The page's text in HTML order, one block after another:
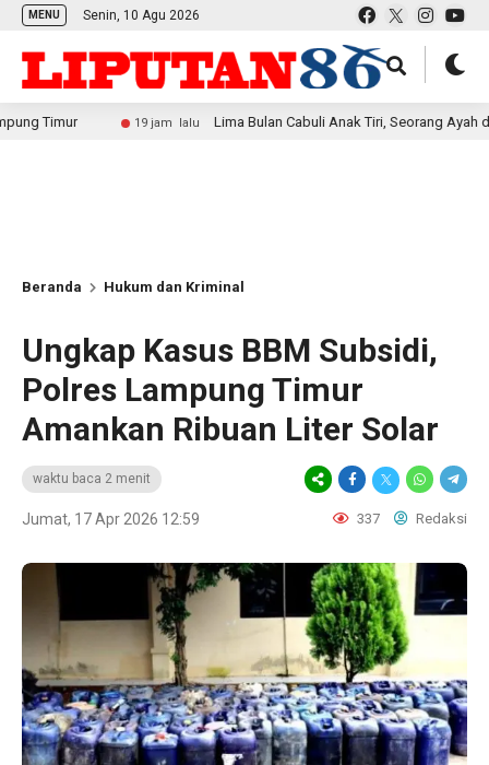
MENU Senin, 10 Agu 2026
19 jam lalu Lima Bulan Cabuli Anak Tiri, Seorang Ayah di Way
Beranda Hukum dan Kriminal
Ungkap Kasus BBM Subsidi,
Polres Lampung Timur
Amankan Ribuan Liter Solar
waktu baca 2 menit
Jumat, 17 Apr 2026 12:59 337 Redaksi